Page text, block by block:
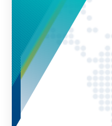
Zulieferer von
Bergbau, der
Nebenprodukten.